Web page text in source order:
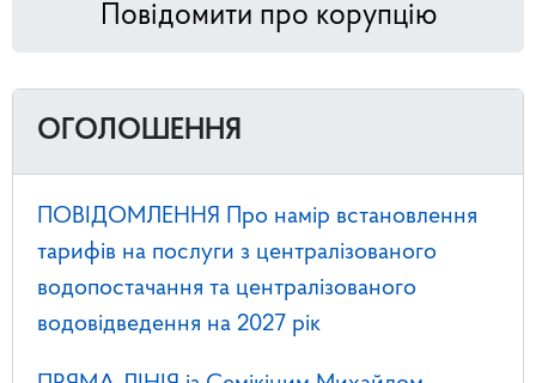
Повідомити про корупцію
ОГОЛОШЕННЯ
ПОВІДОМЛЕННЯ Про намір встановлення
тарифів на послуги з централізованого
водопостачання та централізованого
водовідведення на 2027 рік